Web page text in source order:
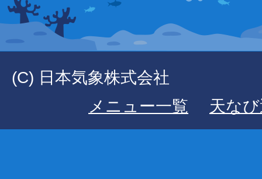
(C) 日本気象株式会社
メニュー一覧
天な